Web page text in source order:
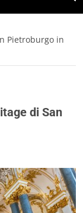
Pietroburgo in
di San